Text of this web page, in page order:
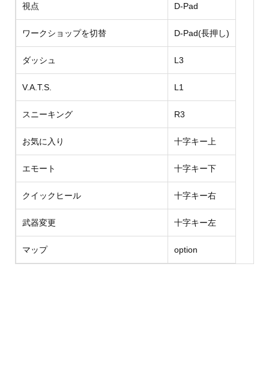
視点 D-Pad
ワークショップを切替 D-Pad(長押し)
ダッシュ L3
V.A.T.S. L1
スニーキング R3
お気に入り 十字キー上
エモート 十字キー下
クイックヒール 十字キー右
武器変更 十字キー左
マップ option